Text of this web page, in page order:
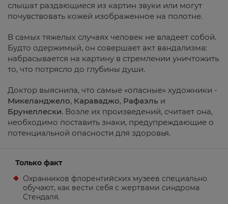
слышат раздающиеся из картин звуки или могут
почувствовать кожей изображенное на полотне.
В самых тяжелых случаях человек не владеет собой.
Будто одержимый, он совершает акт вандализма:
набрасывается на картину в стремлении уничтожить
то, что потрясло до глубины души.
Доктор выяснила, что самые «опасные» художники -
Микеланджело, Караваджо, Рафаэль и
Брунеллески. Возле их произведений, считает она,
необходимо поставить знаки, предупреждающие о
потенциальной опасности для здоровья.
Только факт
Охранников флорентийских музеев специально
обучают, как вести себя с жертвами синдрома
Стендаля.